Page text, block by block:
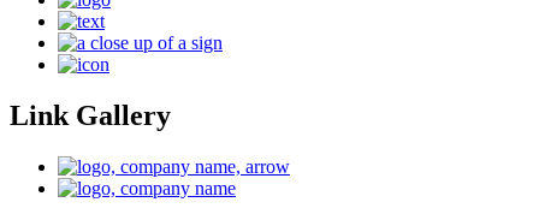
Link Gallery